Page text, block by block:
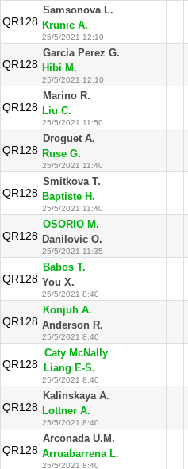
QR128
Samsonova L.
Krunic A.
25/5/2021 12:10
QR128
Garcia Perez G.
Hibi M.
25/5/2021 12:10
QR128
Marino R.
Liu C.
25/5/2021 11:50
QR128
Droguet A.
Ruse G.
25/5/2021 11:40
QR128
Smitkova T.
Baptiste H.
25/5/2021 11:40
QR128
OSORIO M.
Danilovic O.
25/5/2021 11:35
QR128
Babos T.
You X.
25/5/2021 8:40
QR128
Konjuh A.
Anderson R.
25/5/2021 8:40
QR128
Caty McNally
Liang E-S.
25/5/2021 8:40
QR128
Kalinskaya A.
Lottner A.
25/5/2021 8:40
QR128
Arconada U.M.
Arruabarrena L.
25/5/2021 8:40